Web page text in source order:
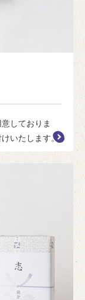
しておりま
いたします。